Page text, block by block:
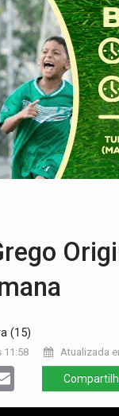
Pirahã terão
pais deve
da Praça
a embarcação no
acumula para R$
AVISO DE
(15)
11:58 Atualizada